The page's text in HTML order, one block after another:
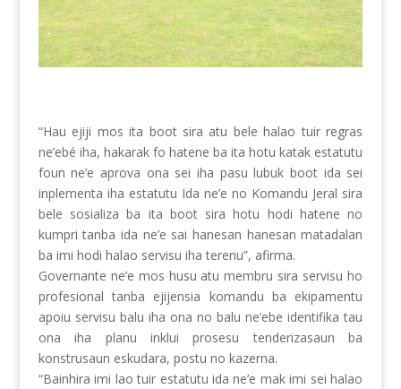
“Hau ejiji mos ita boot sira atu bele halao tuir regras
ne’ebé iha, hakarak fo hatene ba ita hotu katak estatutu
foun ne’e aprova ona sei iha pasu lubuk boot ida sei
inplementa iha estatutu Ida ne’e no Komandu Jeral sira
bele sosializa ba ita boot sira hotu hodi hatene no
kumpri tanba ida ne’e sai hanesan hanesan matadalan
ba imi hodi halao servisu iha terenu”, afirma.
Governante ne’e mos husu atu membru sira servisu ho
profesional tanba ejijensia komandu ba ekipamentu
apoiu servisu balu iha ona no balu ne’ebe identifika tau
ona iha planu inklui prosesu tenderizasaun ba
konstrusaun eskudara, postu no kazerna.
“Bainhira imi lao tuir estatutu ida ne’e mak imi sei halao